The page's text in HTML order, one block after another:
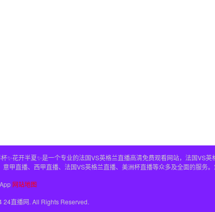
花开半夏✨是一个专业的法国VS英格兰直播高清免费观看网站，法国VS
甲直播、西甲直播、法国VS英格兰直播、美洲杯直播等众多及全面的服务
网站地图
直播网. All Rights Reserved.